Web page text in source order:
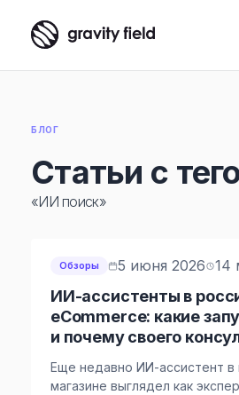
БЛОГ
Статьи с
«ИИ поиск»
Обзоры 5 июня 2026 14
ИИ-ассистенты в
eCommerce: какие
и почему своего
Еще недавно ИИ-ассистент в
магазине выглядел как